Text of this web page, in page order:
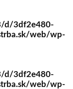
d/3df2e480-
web/wp-
d/3df2e480-
web/wp-